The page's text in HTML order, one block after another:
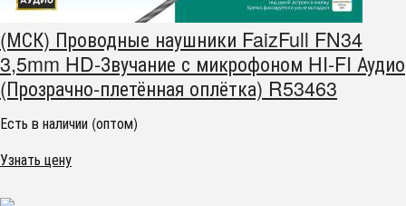
(МСК) Проводные наушники FaizFull FN34
3,5mm HD-Звучание с микрофоном HI-FI Аудио
(Прозрачно-плетённая оплётка) R53463
Есть в наличии (оптом)
Узнать цену